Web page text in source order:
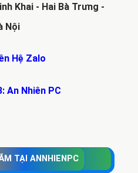
Khai - Hai Bà Trưng -
Nội
Hệ Zalo
An Nhiên PC
TẠI ANNHIENPC